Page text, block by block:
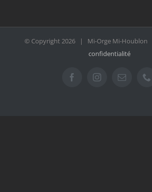
© Copyright2026 | Mi-Orge Mi-
confidentialité
FacebookInstagramEmail